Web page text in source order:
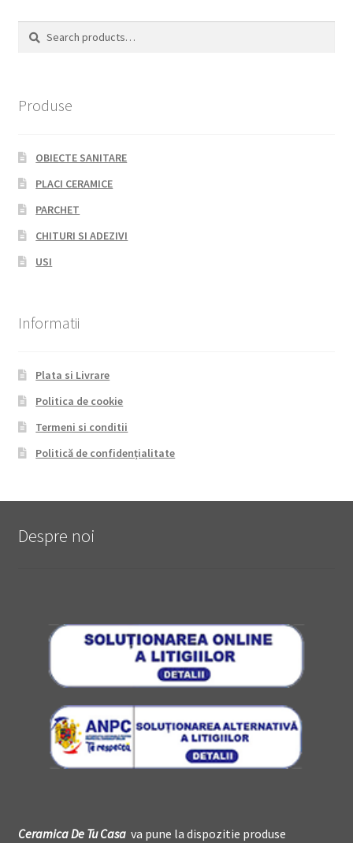
Search
Search
Produse
OBIECTE SANITARE
PLACI CERAMICE
PARCHET
CHITURI SI ADEZIVI
USI
Informatii
Plata si Livrare
Politica de cookie
Termeni si conditii
Politică de confidențialitate
Despre noi
Ceramica DeTu Casava pune la dispozitie produse